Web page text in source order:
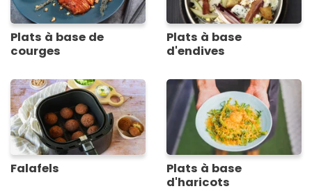
Plats à base de
courges
Plats à base
d'endives
Falafels
Plats à base
d'haricots